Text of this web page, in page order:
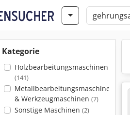
Kategorie
Holzbearbeitungsmaschinen
(141)
Metallbearbeitungsmaschinen
& Werkzeugmaschinen (7)
Sonstige Maschinen (2)